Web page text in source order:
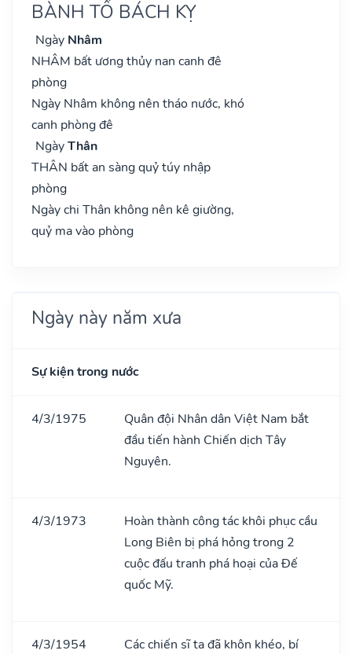
BÀNH TỔ BÁCH KỴ
Ngày Nhâm
NHÂM bất ương thủy nan canh đê
phòng
Ngày Nhâm không nên tháo nước, khó
canh phòng đê
NgàyThân
THÂN bất an sàng quỷ túy nhập
phòng
Ngày chi Thân không nên kê giường,
quỷ ma vào phòng
Ngày này năm xưa
Sự kiện trong nước
4/3/1975
Quân đội Nhân dân Việt Nam bắt
đầu tiến hành Chiến dịch Tây
Nguyên.
4/3/1973
Hoàn thành công tác khôi phục cầu
Long Biên bị phá hỏng trong 2
cuộc đấu tranh phá hoại của Đế
quốc Mỹ.
4/3/1954
Các chiến sĩ ta đã khôn khéo, bí